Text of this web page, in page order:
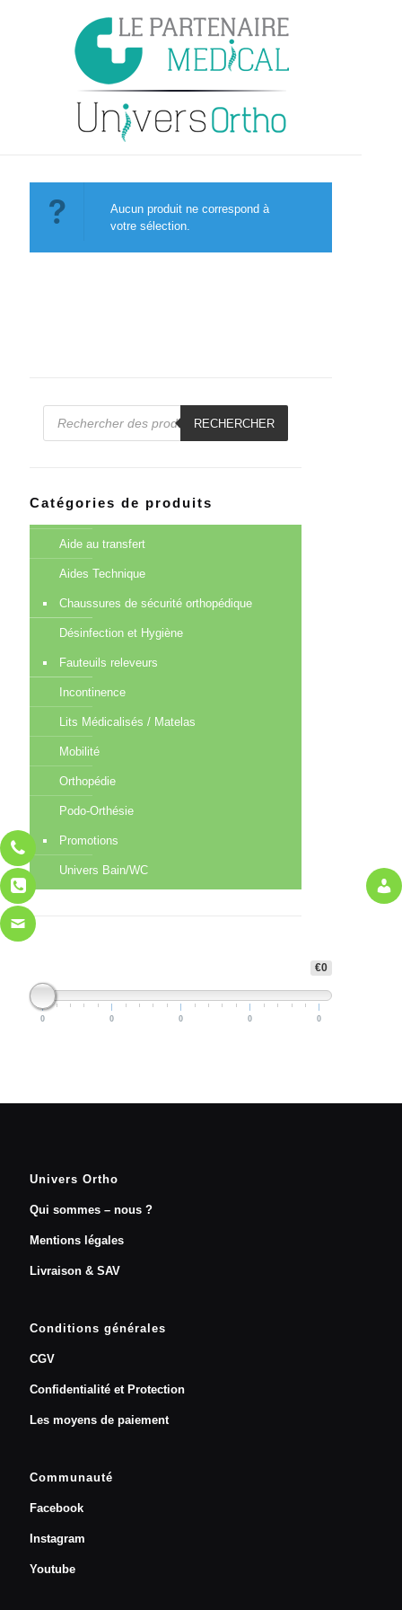
Aucun produit ne correspond à
votre sélection.
Recherche
RECHERCHER
Catégories de produits
Aide au transfert
Aides Technique
Chaussures de sécurité orthopédique
Désinfection et Hygiène
Fauteuils releveurs
Incontinence
Lits Médicalisés / Matelas
Mobilité
Orthopédie
Podo-Orthésie
Promotions
Univers Bain/WC
€0
0 0 0 0 0
Univers Ortho
Qui sommes – nous ?
Mentions légales
Livraison & SAV
Conditions générales
CGV
Confidentialité et Protection
Les moyens de paiement
Communauté
Facebook
Instagram
Youtube